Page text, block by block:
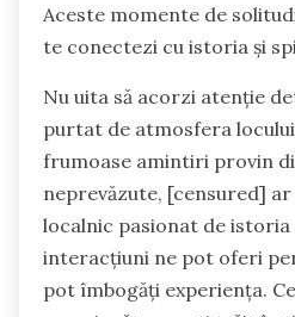
Aceste momente de
te conectezi cu istoria și
Nu uita să acorzi atenție
purtat de atmosfera
frumoase amintiri provin
neprevăzute, [censured]
localnic pasionat de istoria
interacțiuni ne pot oferi
pot îmbogăți experiența.